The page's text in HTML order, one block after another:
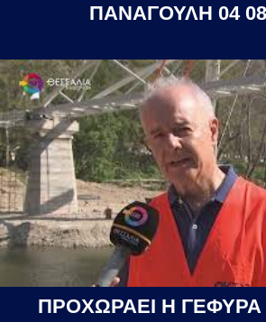
ΠΑΝΑΓΟΥΛΗ 04 08
ΠΡΟΧΩΡΑΕΙ Η ΓΕΦΥΡΑ